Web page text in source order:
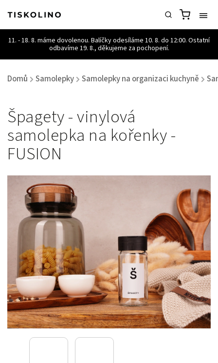
Domů / Samolepky / Samolepky na organizaci kuchyně /
Špagety - vinylová
samolepka na kořenky -
FUSION